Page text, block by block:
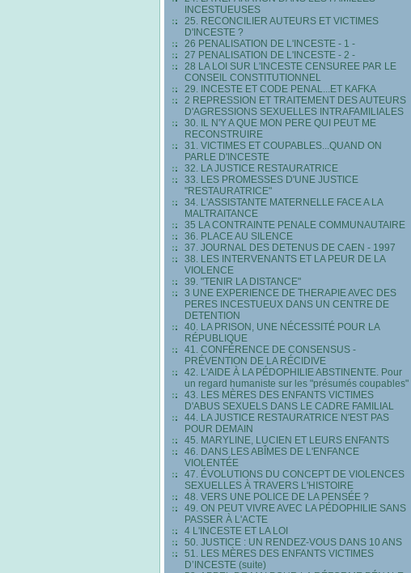
INCESTUEUSES
25. RECONCILIER AUTEURS ET VICTIMES
D'INCESTE ?
26 PENALISATION DE L'INCESTE - 1 -
27 PENALISATION DE L'INCESTE - 2 -
28 LA LOI SUR L'INCESTE CENSUREE PAR LE
CONSEIL CONSTITUTIONNEL
29. INCESTE ET CODE PENAL...ET KAFKA
2 REPRESSION ET TRAITEMENT DES AUTEURS
D'AGRESSIONS SEXUELLES INTRAFAMILIALES
30. IL N'Y A QUE MON PERE QUI PEUT ME
RECONSTRUIRE
31. VICTIMES ET COUPABLES...QUAND ON
PARLE D'INCESTE
32. LA JUSTICE RESTAURATRICE
33. LES PROMESSES D'UNE JUSTICE
"RESTAURATRICE"
34. L'ASSISTANTE MATERNELLE FACE A LA
MALTRAITANCE
35 LA CONTRAINTE PENALE COMMUNAUTAIRE
36. PLACE AU SILENCE
37. JOURNAL DES DETENUS DE CAEN - 1997
38. LES INTERVENANTS ET LA PEUR DE LA
VIOLENCE
39. "TENIR LA DISTANCE"
3 UNE EXPERIENCE DE THERAPIE AVEC DES
PERES INCESTUEUX DANS UN CENTRE DE
DETENTION
40. LA PRISON, UNE NÉCESSITÉ POUR LA
RÉPUBLIQUE
41. CONFÉRENCE DE CONSENSUS -
PRÉVENTION DE LA RÉCIDIVE
42. L'AIDE À LA PÉDOPHILIE ABSTINENTE. Pour
un regard humaniste sur les "présumés coupables"
43. LES MÈRES DES ENFANTS VICTIMES
D'ABUS SEXUELS DANS LE CADRE FAMILIAL
44. LA JUSTICE RESTAURATRICE N'EST PAS
POUR DEMAIN
45. MARYLINE, LUCIEN ET LEURS ENFANTS
46. DANS LES ABÎMES DE L'ENFANCE
VIOLENTÉE
47. ÉVOLUTIONS DU CONCEPT DE VIOLENCES
SEXUELLES À TRAVERS L'HISTOIRE
48. VERS UNE POLICE DE LA PENSÉE ?
49. ON PEUT VIVRE AVEC LA PÉDOPHILIE SANS
PASSER À L'ACTE
4 L'INCESTE ET LA LOI
50. JUSTICE : UN RENDEZ-VOUS DANS 10 ANS
51. LES MÈRES DES ENFANTS VICTIMES
D’INCESTE (suite)